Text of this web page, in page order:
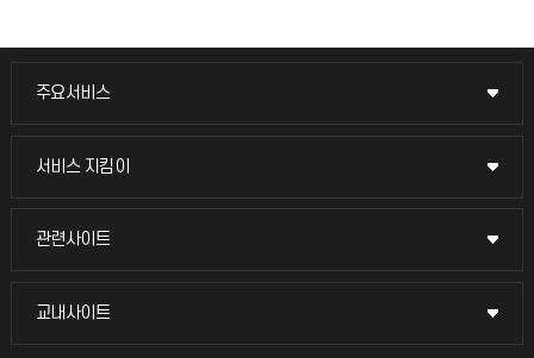
주요서비스
주요서비스
교무회의방송
서비스 지킴이
서비스 지킴이
묻고 답하기
관련사이트
관련사이트
국방헬프콜
교내사이트
교내사이트